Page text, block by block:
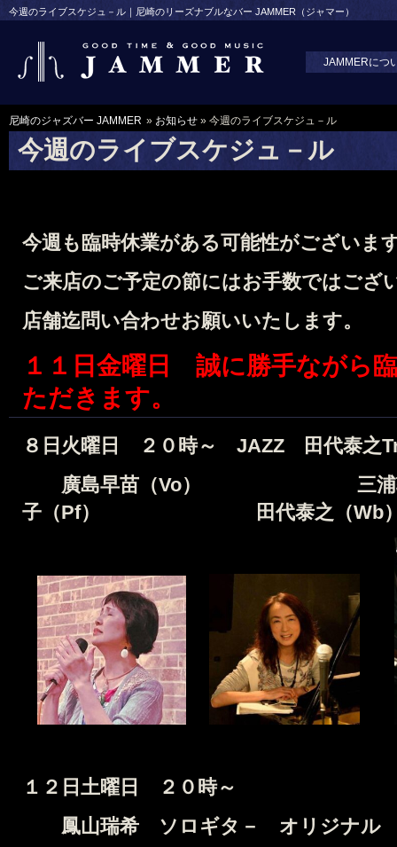
今週のライブスケジュ－ル｜尼崎のリーズナブルなバー JAMMER（ジャマー）
JAMMERにつ
尼崎のジャズバー JAMMER » お知らせ » 今週のライブスケジュ－ル
今週のライブスケジュ－ル
今週も臨時休業がある可能性がございま
ご来店のご予定の節にはお手数ではござ
店舗迄問い合わせお願いいたします。
１１日金曜日 誠に勝手ながら
ただきます。
８ 日 火曜日 ２０時～ JAZZ 田代泰之
廣島早苗 （Vo） 三
子 （Pf） 田代泰之 （Wb
１２ 日 土曜日 ２０時～
鳳山瑞希 ソロギタ－ オリジナ